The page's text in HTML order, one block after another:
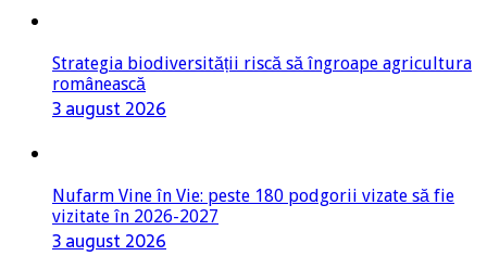
Strategia biodiversității riscă să îngroape agricultura
românească
3 august 2026
Nufarm Vine în Vie: peste 180 podgorii vizate să fie
vizitate în 2026-2027
3 august 2026